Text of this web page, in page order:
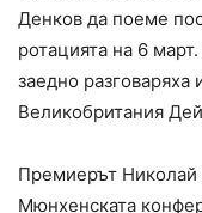
Денков да поеме
ротацията на 6
заедно
Великобритания
Премиерът
Мюнхенската